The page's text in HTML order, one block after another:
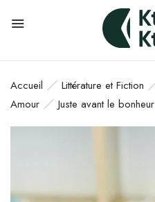
Accueil Littérature et Fiction
Amour
Juste avant le bonheur